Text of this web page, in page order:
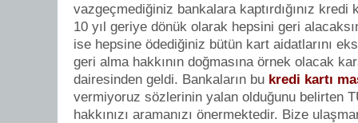
vazgeçmediğiniz bankalara kaptırdığınız kredi
10 yıl geriye dönük olarak hepsini geri
ise hepsine ödediğiniz bütün kart aidatlarını
geri alma hakkının doğmasına örnek olacak
dairesinden geldi. Bankaların bu kredi kartı
vermiyoruz sözlerinin yalan olduğunu belirten
hakkınızı aramanızı önermektedir. Bize